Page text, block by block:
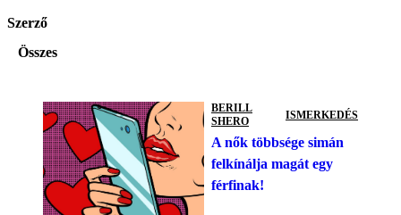
Szerző
Összes
BERILL
SHERO
ISMERKEDÉS
A nők többsége simán
felkínálja magát egy
férfinak!